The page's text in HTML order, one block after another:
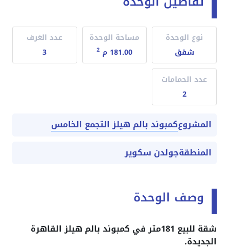
نوع الوحدة
شقق
مساحة الوحدة
181.00 م
2
عدد الغرف
3
عدد الحمامات
2
المشروعكمبوند بالم هيلز التجمع الخامس
المنطقةجولدن سكوير
وصف الوحدة
شقة للبيع 181متر في كمبوند بالم هيلز القاهرة
الجديدة.